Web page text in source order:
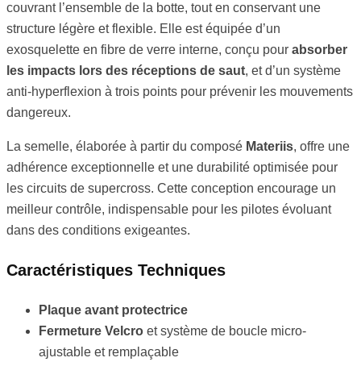
couvrant l’ensemble de la botte, tout en conservant une
structure légère et flexible. Elle est équipée d’un
exosquelette en fibre de verre interne, conçu pour absorber
les impacts lors des réceptions de saut, et d’un système
anti-hyperflexion à trois points pour prévenir les mouvements
dangereux.
La semelle, élaborée à partir du composé Materiis, offre une
adhérence exceptionnelle et une durabilité optimisée pour
les circuits de supercross. Cette conception encourage un
meilleur contrôle, indispensable pour les pilotes évoluant
dans des conditions exigeantes.
Caractéristiques Techniques
Plaque avant protectrice
Fermeture Velcro et système de boucle micro-
ajustable et remplaçable